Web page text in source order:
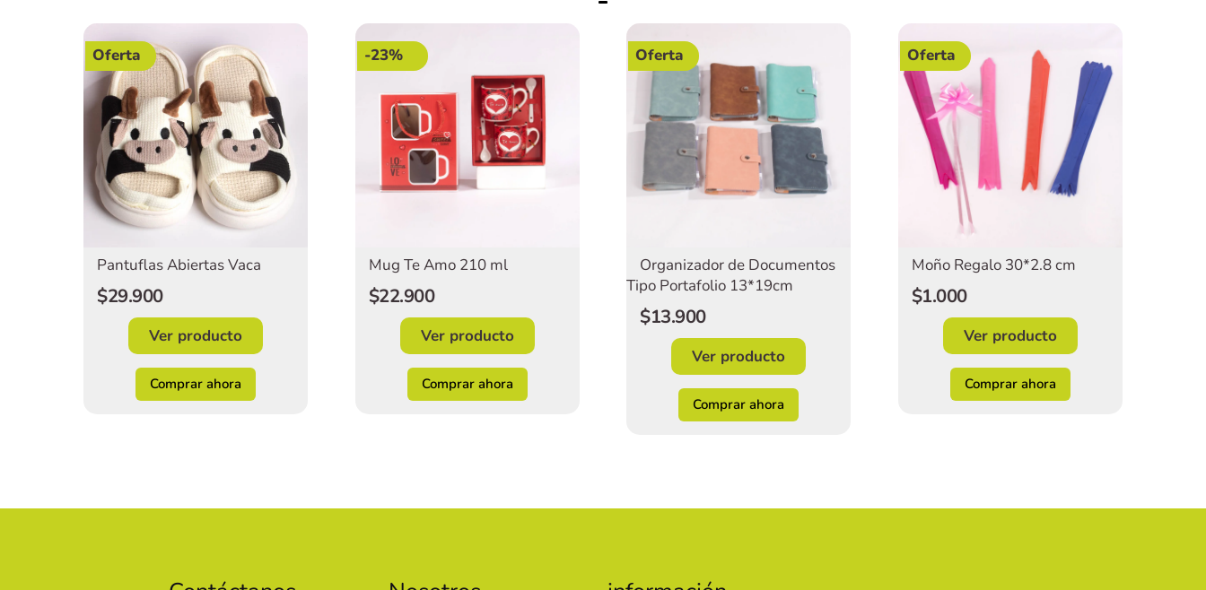
Oferta
Pantuflas Abiertas Vaca
$29.900
Ver producto
Comprar ahora
-23%
Mug Te Amo 210 ml
$22.900
Ver producto
Comprar ahora
Oferta
Organizador de Documentos
Tipo Portafolio 13*19cm
$13.900
Ver producto
Comprar ahora
Oferta
Moño Regalo 30*2.8 cm
$1.000
Ver producto
Comprar ahora